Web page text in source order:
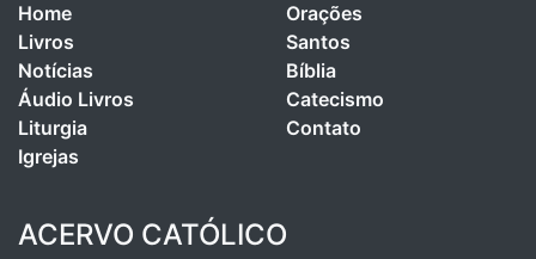
Home
Livros
Notícias
Áudio Livros
Liturgia
Igrejas
Orações
Santos
Bíblia
Catecismo
Contato
ACERVO CATÓLICO